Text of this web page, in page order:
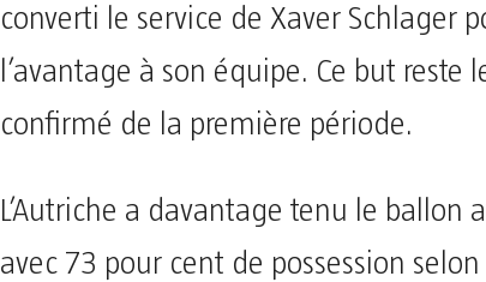
converti le service de Xaver Schlager
l’avantage à son équipe. Ce but reste
confirmé de la première période.
L’Autriche a davantage tenu le ballon
avec 73 pour cent de possession